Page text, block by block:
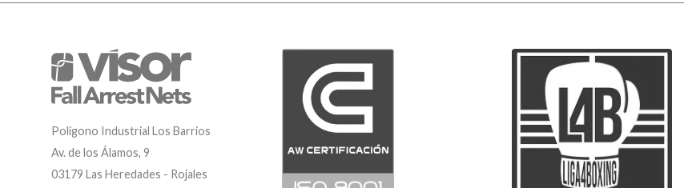
Polígono Industrial Los Barrios
Av. de los Álamos, 9
03179 Las Heredades - Rojales